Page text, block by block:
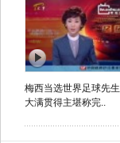
梅西当选世界足球先生
大满贯得主堪称完..